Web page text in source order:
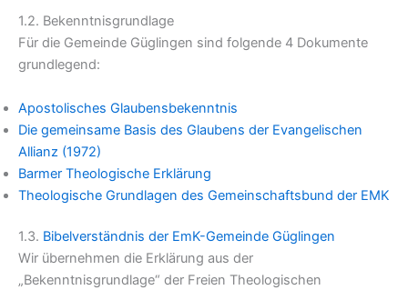
1.2. Bekenntnisgrundlage
Für die Gemeinde Güglingen sind folgende 4 Dokumente
grundlegend:
Apostolisches Glaubensbekenntnis
Die gemeinsame Basis des Glaubens der Evangelischen
Allianz (1972)
Barmer Theologische Erklärung
Theologische Grundlagen des Gemeinschaftsbund der EMK
1.3. Bibelverständnis der EmK-Gemeinde Güglingen
Wir übernehmen die Erklärung aus der
„Bekenntnisgrundlage“ der Freien Theologischen